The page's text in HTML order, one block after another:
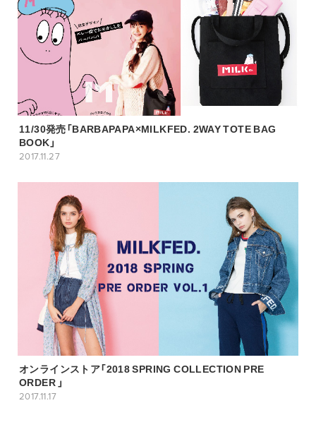
11/30発売「BARBAPAPA×MILKFED. 2WAY TOTE BAG
BOOK」
2017.11.27
オンラインストア「2018 SPRING COLLECTION PRE
ORDER 」
2017.11.17